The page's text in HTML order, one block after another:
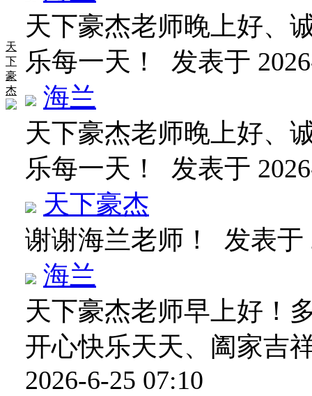
天
下
豪
杰
天下豪杰老师晚上好、
乐每一天！ 发表于
海兰
天下豪杰老师晚上好、
乐每一天！ 发表于
天下豪杰
谢谢海兰老师！ 发表于
海兰
天下豪杰老师早上好！
开心快乐天天、阖家吉
2026-6-25 07:10